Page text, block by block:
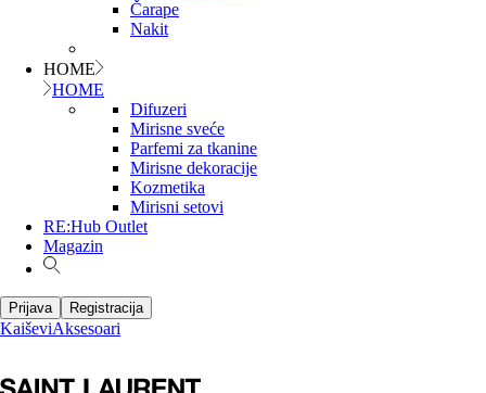
Čarape
Nakit
HOME
HOME
Difuzeri
Mirisne sveće
Parfemi za tkanine
Mirisne dekoracije
Kozmetika
Mirisni setovi
RE:Hub Outlet
Magazin
Prijava Registracija
KaiševiAksesoari